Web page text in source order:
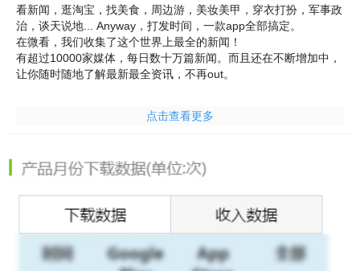
看新闻，逛淘宝，找美食，周边游，美妆美甲，穿衣打扮，军事政
治，谈天说地... Anyway，打发时间，一款app全部搞定。
在微看，我们收集了这个世界上最全的新闻！
有超过10000家媒体，每日数十万篇新闻。而且还在不断增加中，
让你随时随地了解最新最全资讯，不再out。
点击查看更多